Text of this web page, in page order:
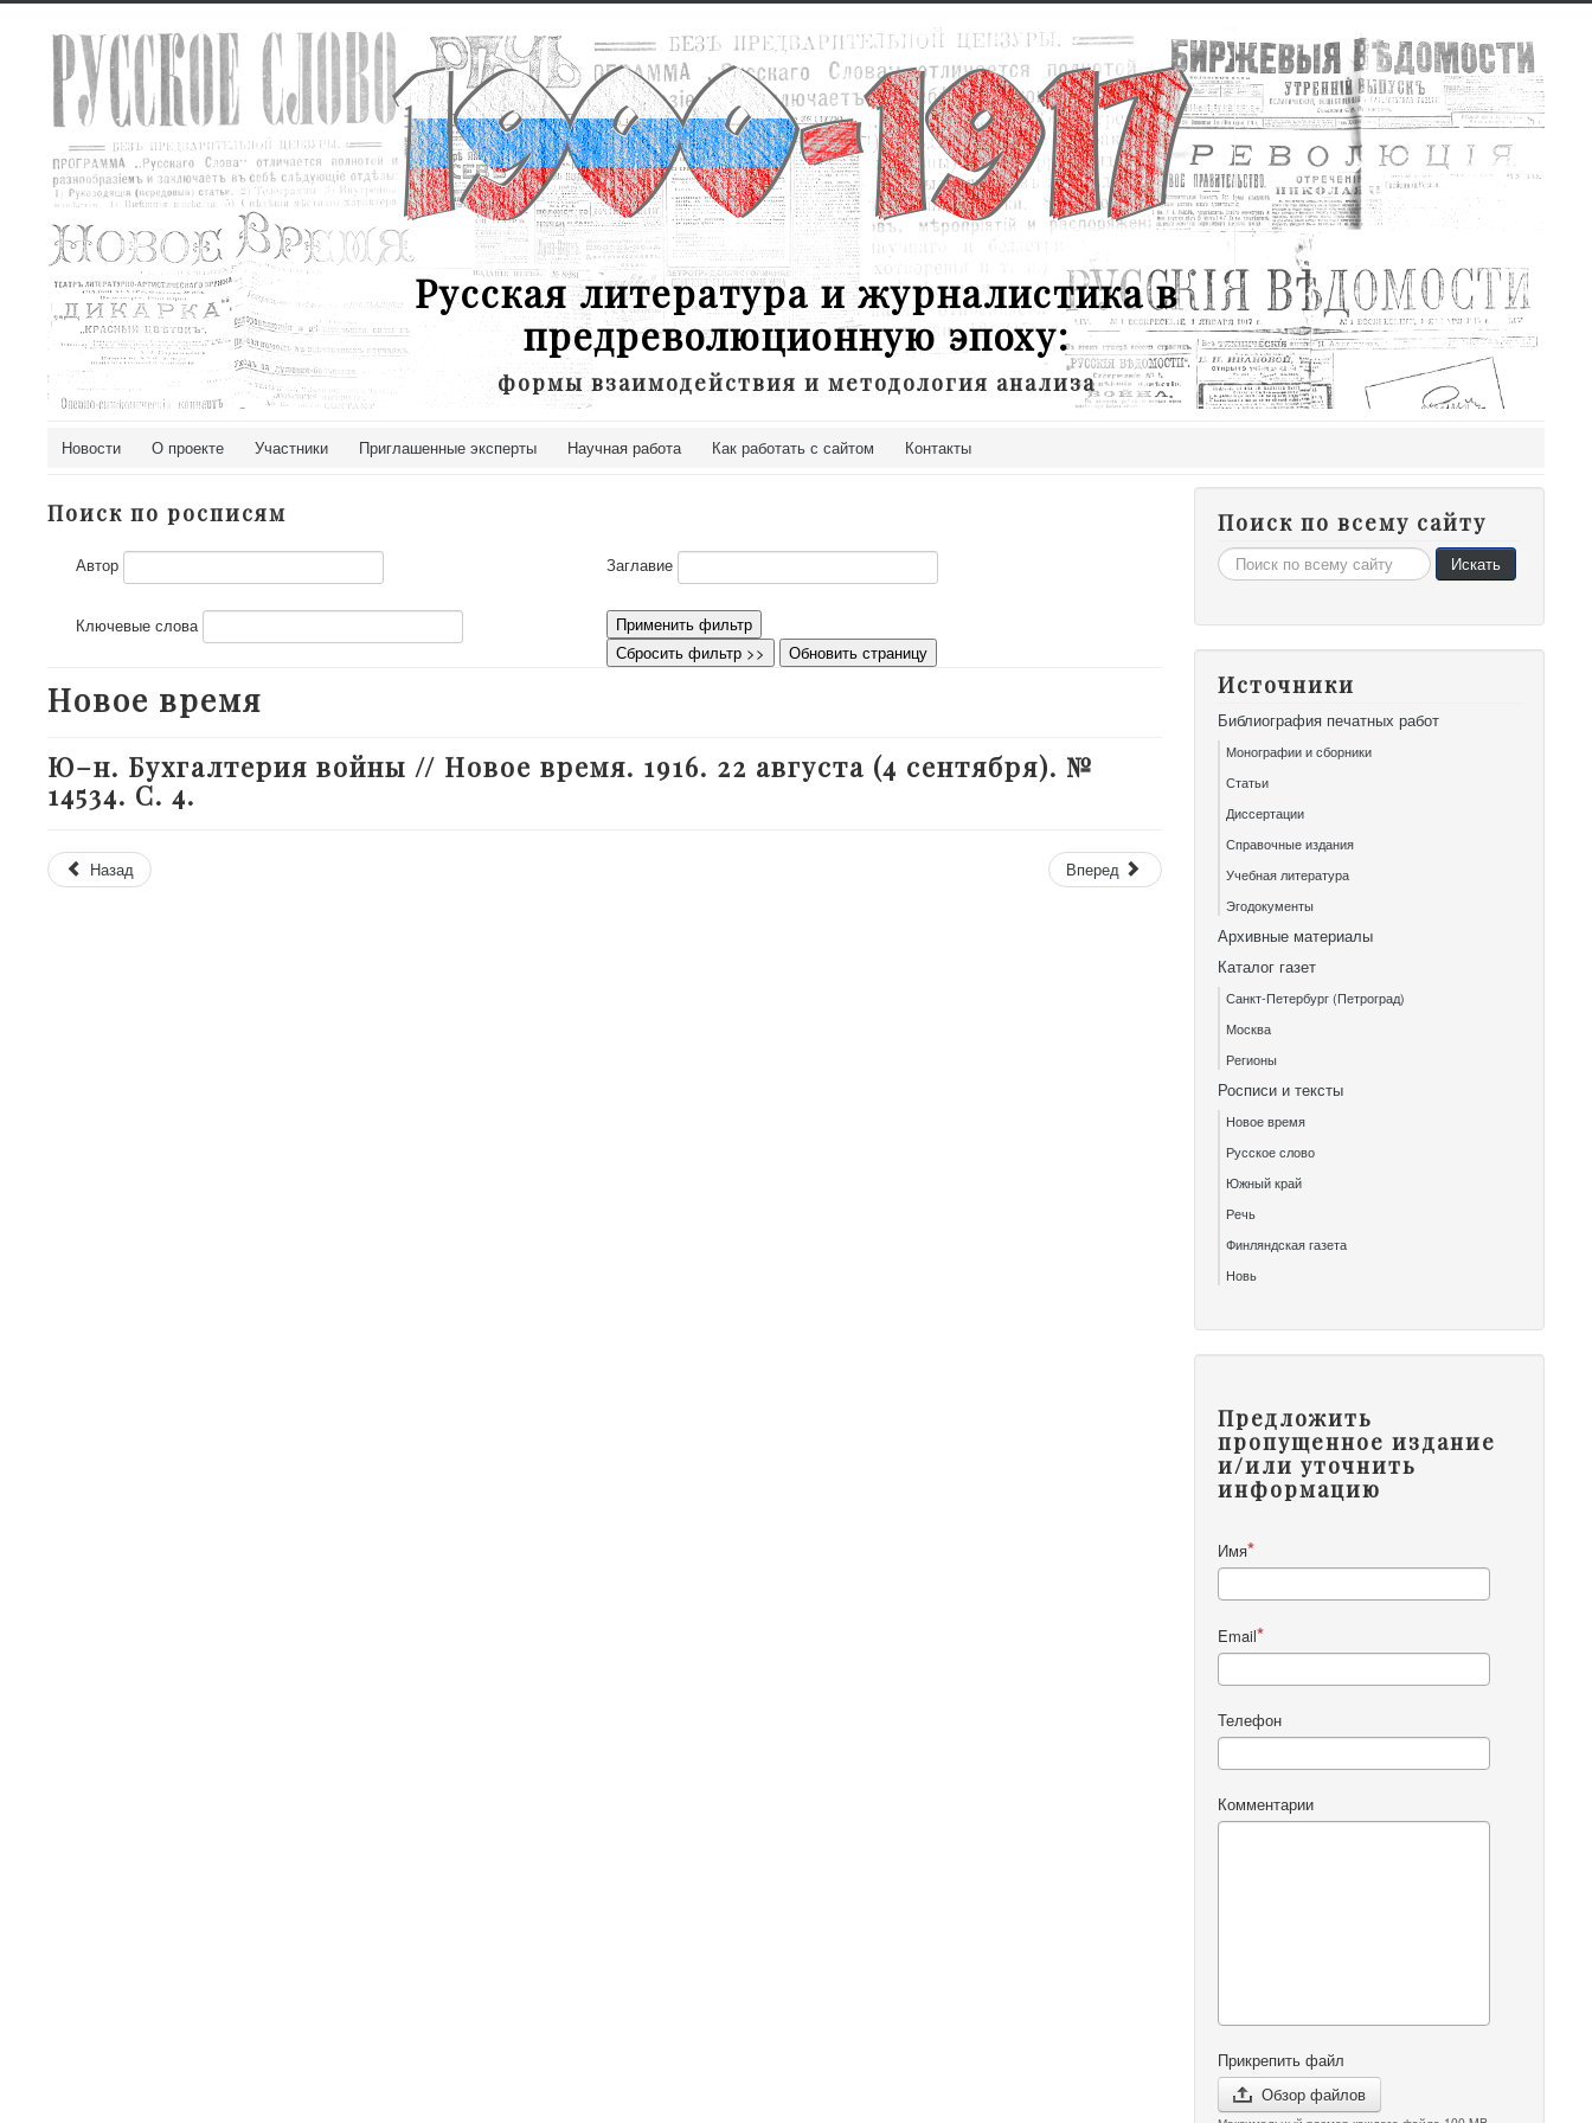
Русская литература и журналистика в
предреволюционную эпоху:
формы взаимодействия и методология анализа
Новости О проекте Участники Приглашенные эксперты Научная работа Как работать с сайтом Контакты
Поиск по росписям
Автор Заглавие
Ключевые слова
Применить фильтр
Сбросить фильтр >>
Обновить страницу
Новое время
Ю–н. Бухгалтерия войны // Новое время. 1916. 22 августа (4 сентября). №
14534. С. 4.
Назад Вперед
Поиск по всему сайту
Искать... Искать
Источники
Библиография печатных работ
Монографии и сборники
Статьи
Диссертации
Справочные издания
Учебная литература
Эгодокументы
Архивные материалы
Каталог газет
Санкт-Петербург (Петроград)
Москва
Регионы
Росписи и тексты
Новое время
Русское слово
Южный край
Речь
Финляндская газета
Новь
Предложить
пропущенное издание
и/или уточнить
информацию
Имя
Email
Телефон
Комментарии
Прикрепить файл
Обзор файлов